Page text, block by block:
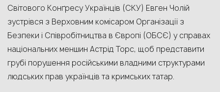
Світового Конґресу Українців (СКУ) Евген Чолій
зустрівся з Верховним комісаром Організації з
Безпеки і Співробітництва в Європі (ОБСЄ) у справах
національних меншин Астрід Торс, щоб представити
грубі порушення російськими владними структурами
людських прав українців та кримських татар.